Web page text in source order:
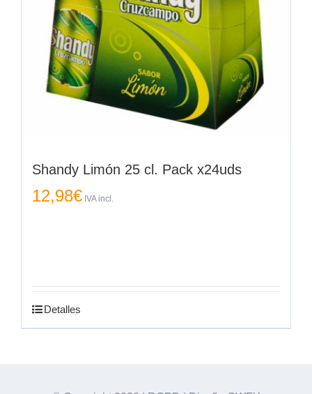
Shandy Limón 25 cl. Pack x24uds
12,98€ IVA incl.
Detalles